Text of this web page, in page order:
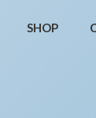
SHOP